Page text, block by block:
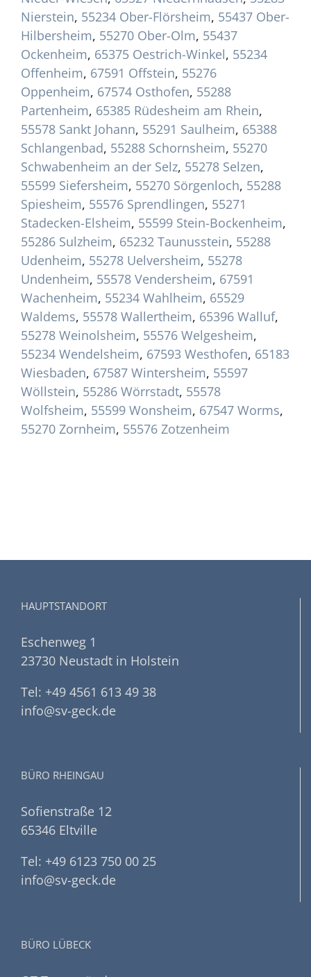
Nierstein, 55234 Ober-Flörsheim, 55437 Ober-
Hilbersheim, 55270 Ober-Olm, 55437
Ockenheim, 65375 Oestrich-Winkel, 55234
Offenheim, 67591 Offstein, 55276
Oppenheim, 67574 Osthofen, 55288
Partenheim, 65385 Rüdesheim am Rhein,
55578 Sankt Johann, 55291 Saulheim, 65388
Schlangenbad, 55288 Schornsheim, 55270
Schwabenheim an der Selz, 55278 Selzen,
55599 Siefersheim, 55270 Sörgenloch, 55288
Spiesheim, 55576 Sprendlingen, 55271
Stadecken-Elsheim, 55599 Stein-Bockenheim,
55286 Sulzheim, 65232 Taunusstein, 55288
Udenheim, 55278 Uelversheim, 55278
Undenheim, 55578 Vendersheim, 67591
Wachenheim, 55234 Wahlheim, 65529
Waldems, 55578 Wallertheim, 65396 Walluf,
55278 Weinolsheim, 55576 Welgesheim,
55234 Wendelsheim, 67593 Westhofen, 65183
Wiesbaden, 67587 Wintersheim, 55597
Wöllstein, 55286 Wörrstadt, 55578
Wolfsheim, 55599 Wonsheim, 67547 Worms,
55270 Zornheim, 55576 Zotzenheim
HAUPTSTANDORT
Eschenweg 1
23730 Neustadt in Holstein
Tel: +49 4561 613 49 38
info@sv-geck.de
BÜRO RHEINGAU
Sofienstraße 12
65346 Eltville
Tel: +49 6123 750 00 25
info@sv-geck.de
BÜRO LÜBECK